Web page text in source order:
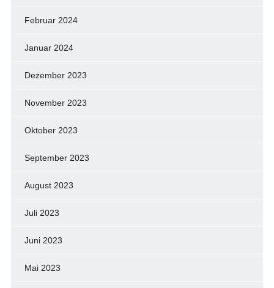
Februar 2024
Januar 2024
Dezember 2023
November 2023
Oktober 2023
September 2023
August 2023
Juli 2023
Juni 2023
Mai 2023